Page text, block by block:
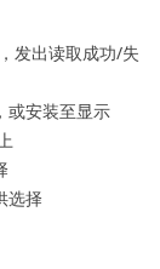
发出读取成功/失
或安装至显示
选择